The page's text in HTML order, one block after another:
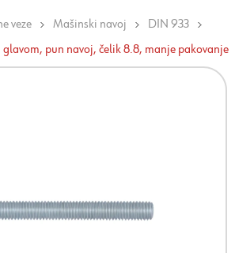
veze Mašinski navoj
DIN 933
pun navoj, čelik 8.8, manje pakovanje